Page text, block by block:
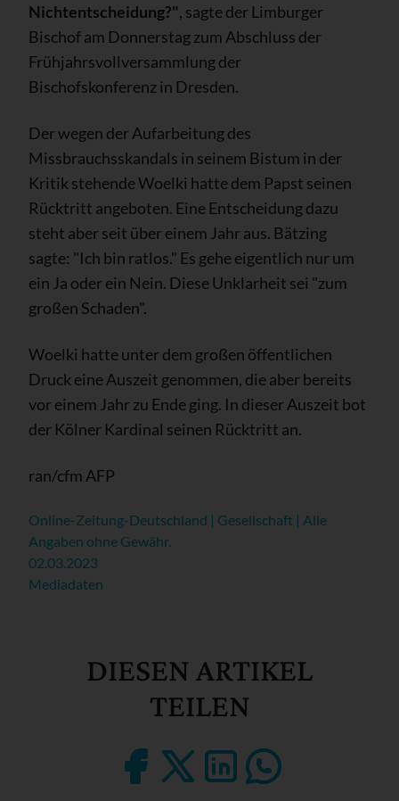
Nichtentscheidung?", sagte der Limburger
Bischof am Donnerstag zum Abschluss der
Frühjahrsvollversammlung der
Bischofskonferenz in Dresden.
Der wegen der Aufarbeitung des
Missbrauchsskandals in seinem Bistum in der
Kritik stehende Woelki hatte dem Papst seinen
Rücktritt angeboten. Eine Entscheidung dazu
steht aber seit über einem Jahr aus. Bätzing
sagte: "Ich bin ratlos." Es gehe eigentlich nur um
ein Ja oder ein Nein. Diese Unklarheit sei "zum
großen Schaden".
Woelki hatte unter dem großen öffentlichen
Druck eine Auszeit genommen, die aber bereits
vor einem Jahr zu Ende ging. In dieser Auszeit bot
der Kölner Kardinal seinen Rücktritt an.
ran/cfm AFP
Online-Zeitung-Deutschland | Gesellschaft | Alle
Angaben ohne Gewähr.
02.03.2023
Mediadaten
DIESEN ARTIKEL
TEILEN